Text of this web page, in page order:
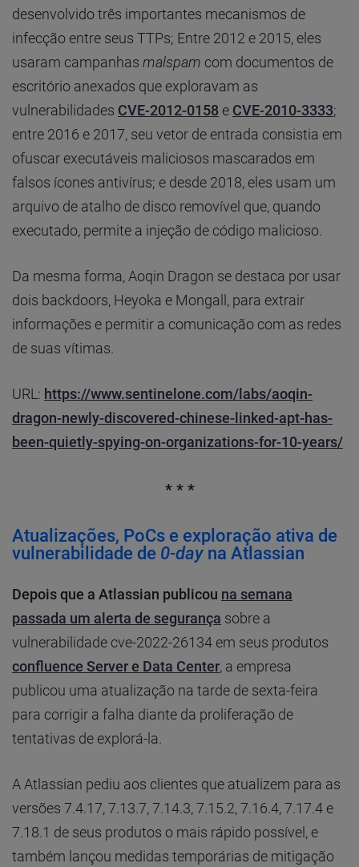
desenvolvido três importantes mecanismos de
infecção entre seus TTPs; Entre 2012 e 2015, eles
usaram campanhas malspam com documentos de
escritório anexados que exploravam as
vulnerabilidades CVE-2012-0158 e CVE-2010-3333;
entre 2016 e 2017, seu vetor de entrada consistia em
ofuscar executáveis maliciosos mascarados em
falsos ícones antivírus; e desde 2018, eles usam um
arquivo de atalho de disco removível que, quando
executado, permite a injeção de código malicioso.
Da mesma forma, Aoqin Dragon se destaca por usar
dois backdoors, Heyoka e Mongall, para extrair
informações e permitir a comunicação com as redes
de suas vítimas.
URL: https://www.sentinelone.com/labs/aoqin-
dragon-newly-discovered-chinese-linked-apt-has-
been-quietly-spying-on-organizations-for-10-years/
* * *
Atualizações, PoCs e exploração ativa de
vulnerabilidade de 0-day na Atlassian
Depois que a Atlassian publicou na semana
passada um alerta de segurança sobre a
vulnerabilidade cve-2022-26134 em seus produtos
confluence Server e Data Center, a empresa
publicou uma atualização na tarde de sexta-feira
para corrigir a falha diante da proliferação de
tentativas de explorá-la.
A Atlassian pediu aos clientes que atualizem para as
versões 7.4.17, 7.13.7, 7.14.3, 7.15.2, 7.16.4, 7.17.4 e
7.18.1 de seus produtos o mais rápido possível, e
também lançou medidas temporárias de mitigação